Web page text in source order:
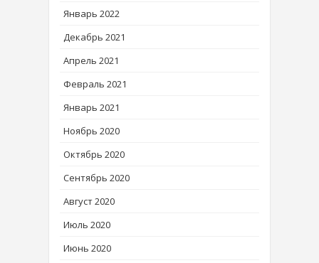
Январь 2022
Декабрь 2021
Апрель 2021
Февраль 2021
Январь 2021
Ноябрь 2020
Октябрь 2020
Сентябрь 2020
Август 2020
Июль 2020
Июнь 2020